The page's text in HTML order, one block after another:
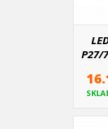
P27/